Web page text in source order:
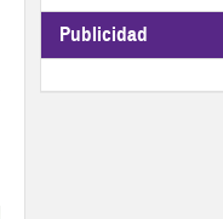
Publicidad